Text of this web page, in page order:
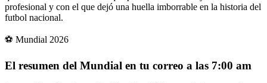
profesional y con el que dejó una huella imborrable en la historia del
futbol nacional.
⚽ Mundial 2026
El resumen del Mundial en tu correo a las 7:00 am